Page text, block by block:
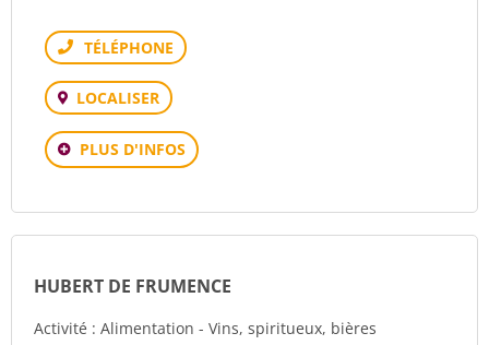
Téléphone
LOCALISER
PLUS D'INFOS
HUBERT DE FRUMENCE
Activité : Alimentation - Vins, spiritueux, bières